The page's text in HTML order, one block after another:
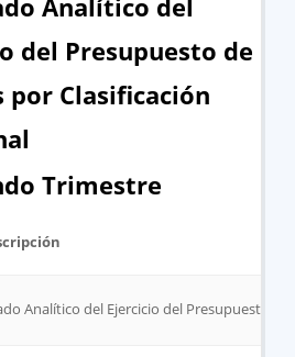
Analítico del
del Presupuesto de
por Clasificación
Trimestre
Analítico del Ejercicio del Presupuesto